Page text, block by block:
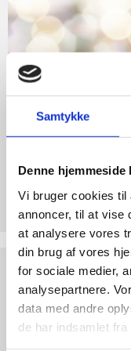
Samtykke
Denne
Vi bruger cookies til
annoncer, til at vise
at analysere vores
din brug af vores
for sociale medier,
analysepartnere.
data med andre
de har indsamlet fra
abort
2.7:
Pro
Life
3.0:
Nyheder
til
Liv
Støt Retten til
Hjertelig tak for
Test
dine
argumenter